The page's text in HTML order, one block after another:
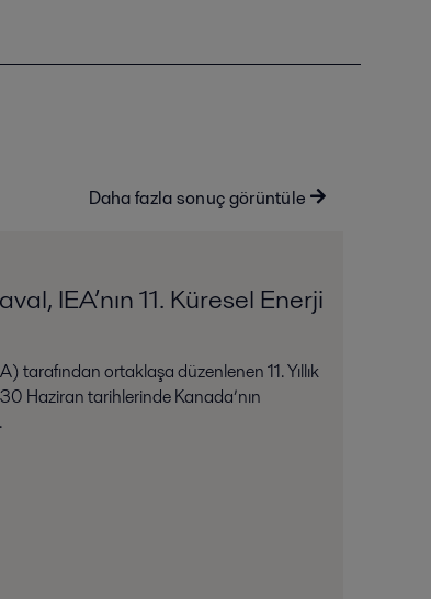
Daha fazla sonuç görüntüle
IEA’nın 11. Küresel Enerji
tarafından ortaklaşa düzenlenen 11. Yıllık
Haziran tarihlerinde Kanada’nın